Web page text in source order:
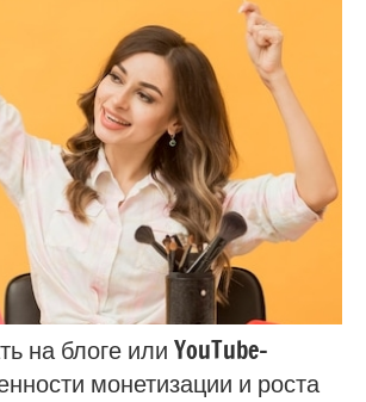
на блоге или YouTube-
монетизации и роста